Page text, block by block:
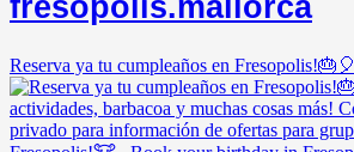
Reserva ya tu cumpleaños en Fresopolis!🎂🎈